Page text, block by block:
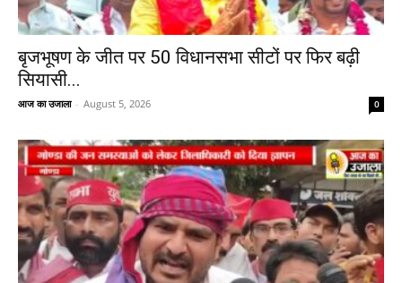
बृजभूषण के जीत पर 50 विधानसभा सीटों पर फिर बढ़ी
सियासी...
आज का उजाला - August 5, 2026 0